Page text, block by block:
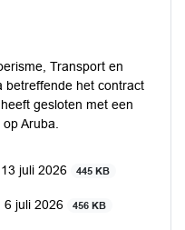
Transport en
betreffende het contract
gesloten met een
Aruba.
juli 2026
445 KB
6 juli 2026 456 KB